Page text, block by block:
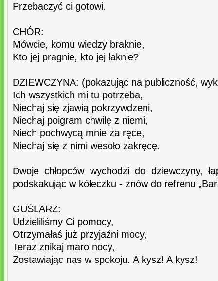
Przebaczyć ci gotowi.
CHÓR:
Mówcie, komu wiedzy braknie,
Kto jej pragnie, kto jej łaknie?
DZIEWCZYNA: (pokazując na publiczność,
Ich wszystkich mi tu potrzeba,
Niechaj się zjawią pokrzywdzeni,
Niechaj poigram chwilę z niemi,
Niech pochwycą mnie za ręce,
Niechaj się z nimi wesoło zakręcę.
Dwoje chłopców wychodzi do dziewczyny,
podskakując w kółeczku - znów do refrenu
GUŚLARZ:
Udzieliliśmy Ci pomocy,
Otrzymałaś już przyjaźni mocy,
Teraz znikaj maro nocy,
Zostawiając nas w spokoju. A kysz! A kysz!